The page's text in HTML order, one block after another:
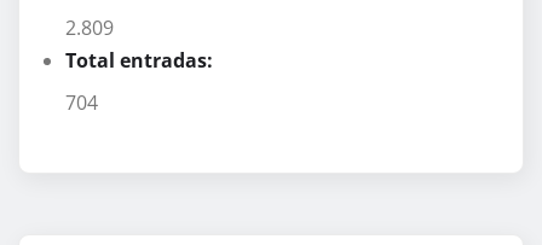
2.809
Total entradas:
704